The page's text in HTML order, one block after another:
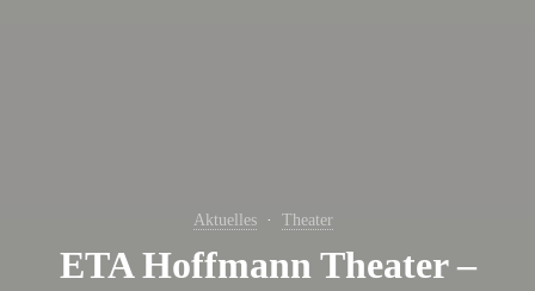
Aktuelles Theater
ETA Hoffmann Theater –